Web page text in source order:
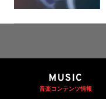
MUSIC
音楽コンテンツ情報